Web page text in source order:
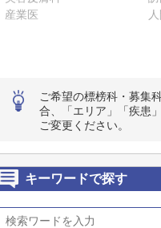
産業医
ご希望の標榜科・募集
合、「エリア」「疾患
ご変更ください。
キーワードで探す